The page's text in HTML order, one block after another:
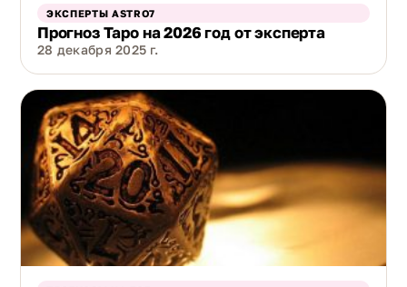
ЭКСПЕРТЫ ASTRO7
Прогноз Таро на 2026 год от эксперта
28 декабря 2025 г.